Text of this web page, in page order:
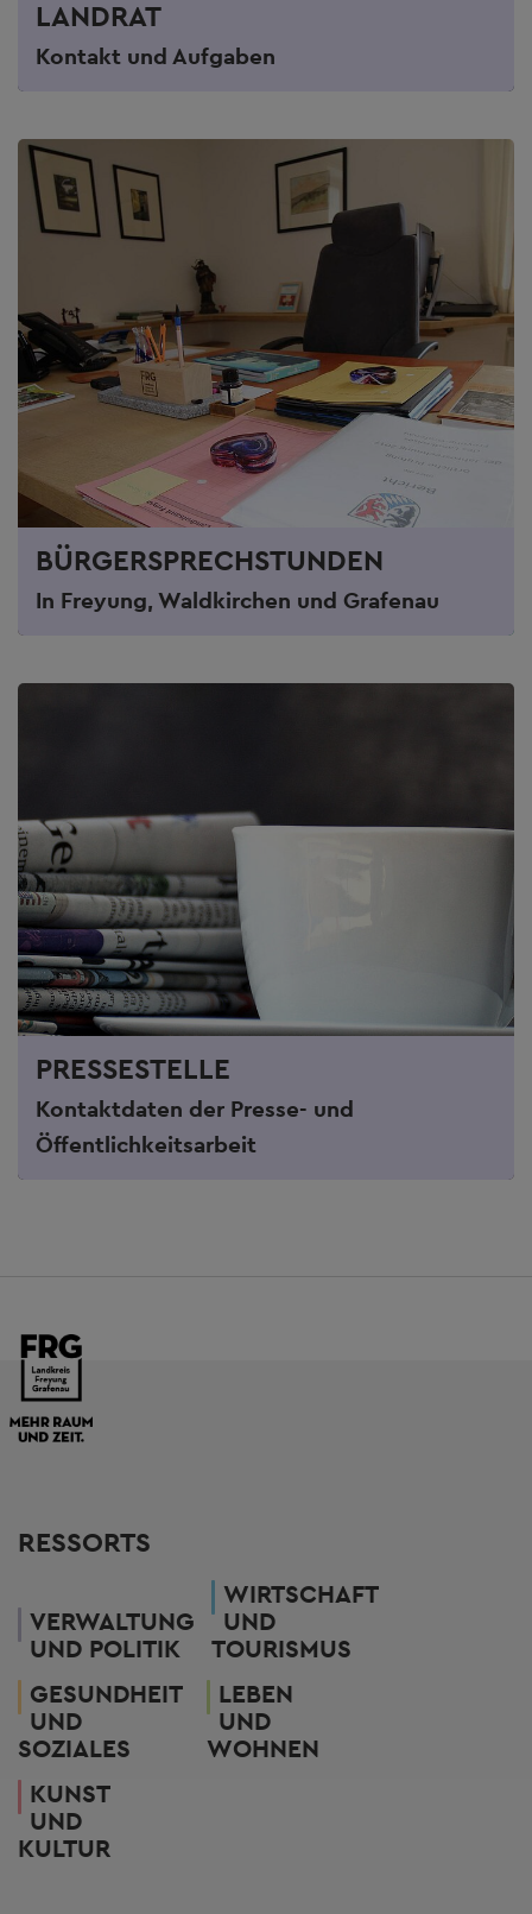
LANDRAT
Kontakt und Aufgaben
BÜRGERSPRECHSTUNDEN
In Freyung, Waldkirchen und Grafenau
PRESSESTELLE
Kontaktdaten der Presse- und
Öffentlichkeitsarbeit
RESSORTS
VERWALTUNG
UND POLITIK
WIRTSCHAFT
UND
TOURISMUS
GESUNDHEIT
UND
SOZIALES
LEBEN
UND
WOHNEN
KUNST
UND
KULTUR